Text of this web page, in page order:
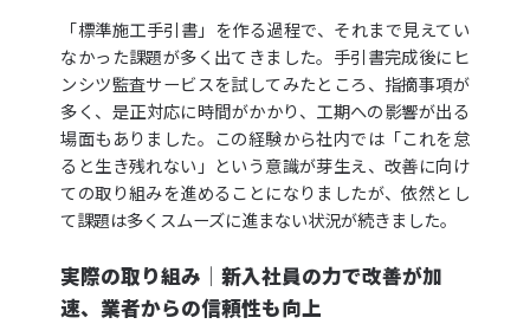
「標準施工手引書」を作る過程で、それまで見えてい
なかった課題が多く出てきました。手引書完成後にヒ
ンシツ監査サービスを試してみたところ、指摘事項が
多く、是正対応に時間がかかり、工期への影響が出る
場面もありました。この経験から社内では「これを怠
ると生き残れない」という意識が芽生え、改善に向け
ての取り組みを進めることになりましたが、依然とし
て課題は多くスムーズに進まない状況が続きました。
実際の取り組み│新入社員の力で改善が加
速、業者からの信頼性も向上